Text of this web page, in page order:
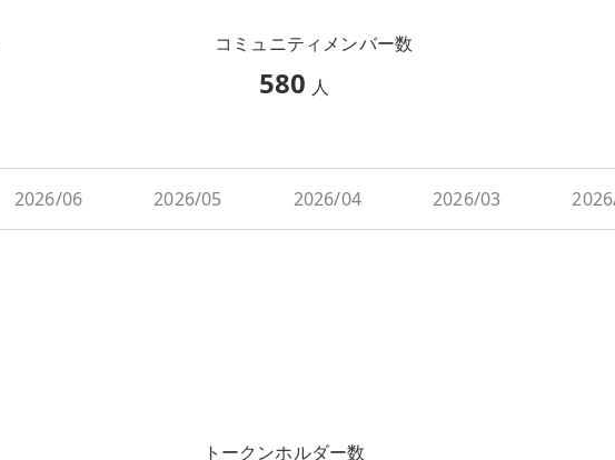
コミュニティメンバー数
580 人
2026/06 2026/05 2026/04 2026/03
トークンホルダー数